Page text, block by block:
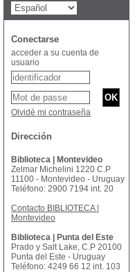
Conectarse
acceder a su cuenta de
usuario
Olvidé mi contraseña
Dirección
Biblioteca | Montevideo
Zelmar Michelini 1220 C.P
11100 - Montevideo - Uruguay
Teléfono: 2900 7194 int. 20
Contacto BIBLIOTECA |
Montevideo
Biblioteca | Punta del Este
Prado y Salt Lake, C.P 20100
Punta del Este - Uruguay
Teléfono: 4249 66 12 int. 103